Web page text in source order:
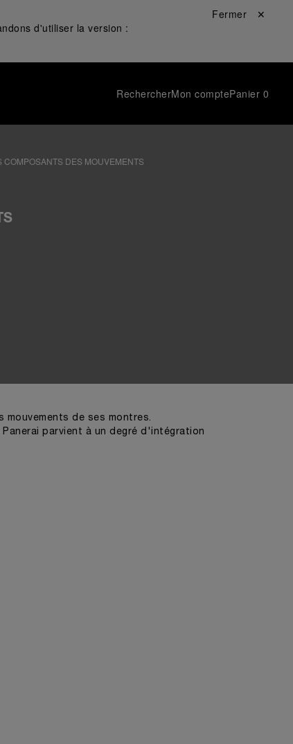
d'utiliser la version :
Fermer ✕
RechercherMon comptePanier 0
COMPOSANTS DES MOUVEMENTS
mouvements de ses montres.
parvient à un degré d'intégration